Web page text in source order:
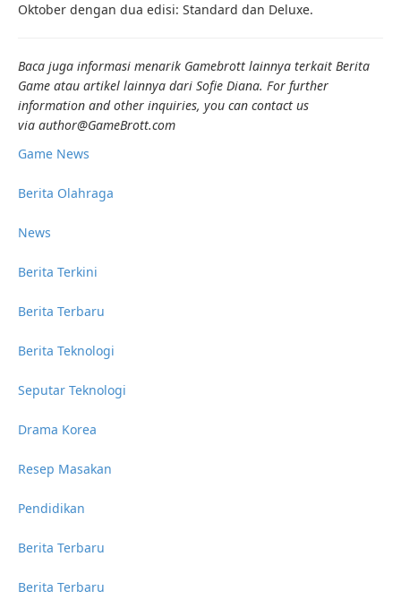
Oktober dengan dua edisi: Standard dan Deluxe.
Baca juga informasi menarik Gamebrott lainnya terkait Berita
Game atau artikel lainnya dari Sofie Diana. For further
information and other inquiries, you can contact us
via author@GameBrott.com
Game News
Berita Olahraga
News
Berita Terkini
Berita Terbaru
Berita Teknologi
Seputar Teknologi
Drama Korea
Resep Masakan
Pendidikan
Berita Terbaru
Berita Terbaru